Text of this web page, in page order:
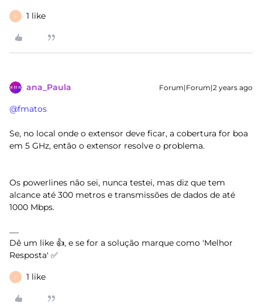
F 1 like
ana_Paula Forum|Forum|2 years ago
@fmatos
Se, no local onde o extensor deve ficar, a cobertura for boa
em 5 GHz, então o extensor resolve o problema.
Os powerlines não sei, nunca testei, mas diz que tem
alcance até 300 metros e transmissões de dados de até
1000 Mbps.
Dê um like 👍, e se for a solução marque como 'Melhor
Resposta' ✅
F 1 like